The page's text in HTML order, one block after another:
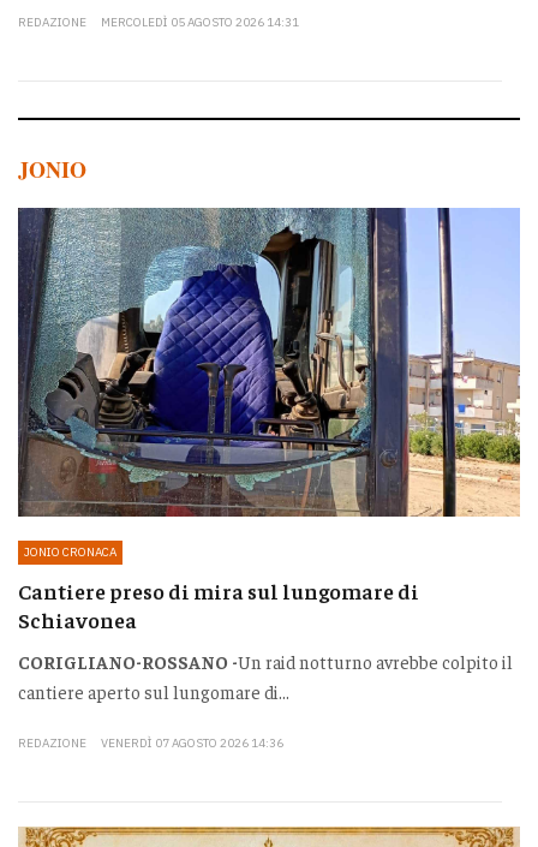
REDAZIONE MERCOLEDÌ 05 AGOSTO 2026 14:31
JONIO
JONIO CRONACA
Cantiere preso di mira sul lungomare di
Schiavonea
CORIGLIANO-ROSSANO -Un raid notturno avrebbe colpito il
cantiere aperto sul lungomare di...
REDAZIONE VENERDÌ 07 AGOSTO 2026 14:36